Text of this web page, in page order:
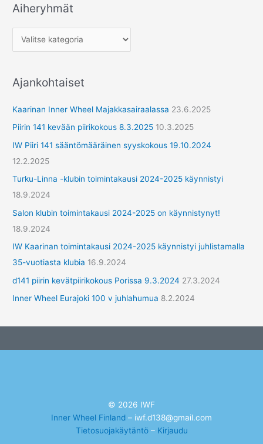
Aiheryhmät
A
e
y
t
Ajankohtaiset
Kaarinan Inner Wheel Majakkasairaalassa 23.6.2025
Piirin 141 kevään piirikokous 8.3.2025 10.3.2025
IW Piiri 141 sääntömääräinen syyskokous 19.10.2024
12.2.2025
Turku-Linna -klubin toimintakausi 2024-2025 käynnistyi
18.9.2024
Salon klubin toimintakausi 2024-2025 on käynnistynyt!
18.9.2024
IW Kaarinan toimintakausi 2024-2025 käynnistyi juhlistamalla
35-vuotiasta klubia 16.9.2024
d141 piirin kevätpiirikokous Porissa 9.3.2024 27.3.2024
Inner Wheel Eurajoki 100 v juhlahumua 8.2.2024
© 2026 IWF
Inner Wheel Finland – iwf.d138@gmail.com
Tietosuojakäytäntö– Kirjaudu